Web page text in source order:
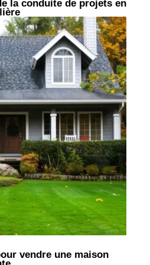
la conduite de projets en
vendre une maison